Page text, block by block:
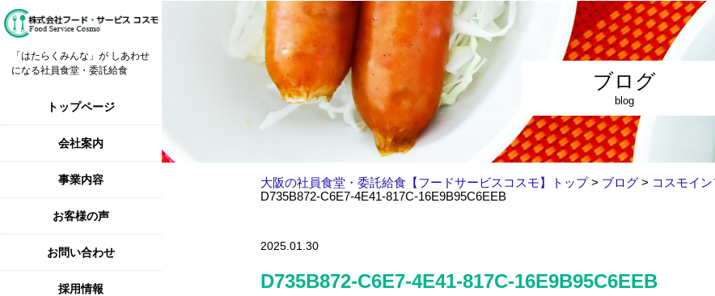
「はたらくみんな」が しあわせ
になる社員食堂・委託給食
トップページ
会社案内
事業内容
お客様の声
お問い合わせ
採用情報
ブログ
blog
大阪の社員食堂・委託給食【フードサービスコスモ】トップ> ブログ > コスモイ
D735B872-C6E7-4E41-817C-16E9B95C6EEB
2025.01.30
D735B872-C6E7-4E41-817C-16E9B95C6EEB